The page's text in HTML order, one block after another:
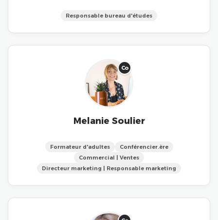
Responsable bureau d'études
Co
Melanie Soulier
Formateur d'adultes
Conférencier.ère
Commercial | Ventes
Directeur marketing | Responsable marketing